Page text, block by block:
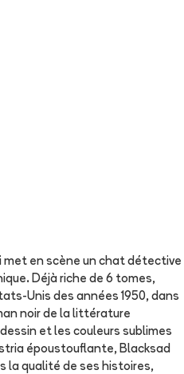
met en scène un chat détective
Déjà riche de 6 tomes,
Unis des années 1950, dans
noir de la littérature
et les couleurs sublimes
époustouflante, Blacksad
la qualité de ses histoires,